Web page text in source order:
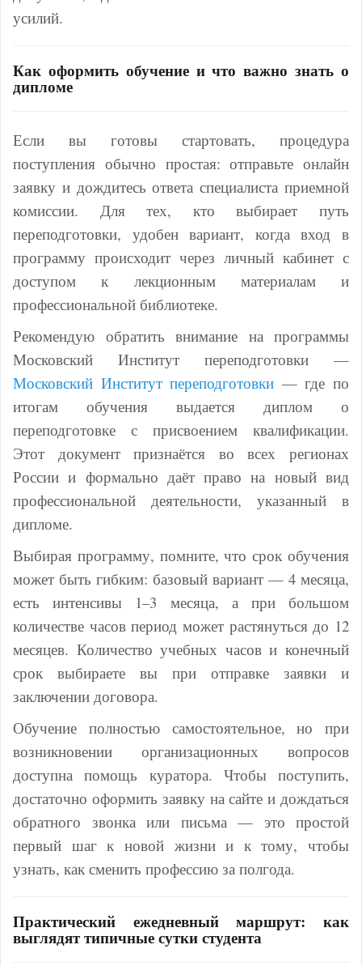
усилий.
Как оформить обучение и что важно знать о
дипломе
Если вы готовы стартовать, процедура
поступления обычно простая: отправьте онлайн
заявку и дождитесь ответа специалиста приемной
комиссии. Для тех, кто выбирает путь
переподготовки, удобен вариант, когда вход в
программу происходит через личный кабинет с
доступом к лекционным материалам и
профессиональной библиотеке.
Рекомендую обратить внимание на программы
Московский Институт переподготовки —
Московский Институт переподготовки — где по
итогам обучения выдается диплом о
переподготовке с присвоением квалификации.
Этот документ признаётся во всех регионах
России и формально даёт право на новый вид
профессиональной деятельности, указанный в
дипломе.
Выбирая программу, помните, что срок обучения
может быть гибким: базовый вариант — 4 месяца,
есть интенсивы 1–3 месяца, а при большом
количестве часов период может растянуться до 12
месяцев. Количество учебных часов и конечный
срок выбираете вы при отправке заявки и
заключении договора.
Обучение полностью самостоятельное, но при
возникновении организационных вопросов
доступна помощь куратора. Чтобы поступить,
достаточно оформить заявку на сайте и дождаться
обратного звонка или письма — это простой
первый шаг к новой жизни и к тому, чтобы
узнать, как сменить профессию за полгода.
Практический ежедневный маршрут: как
выглядят типичные сутки студента